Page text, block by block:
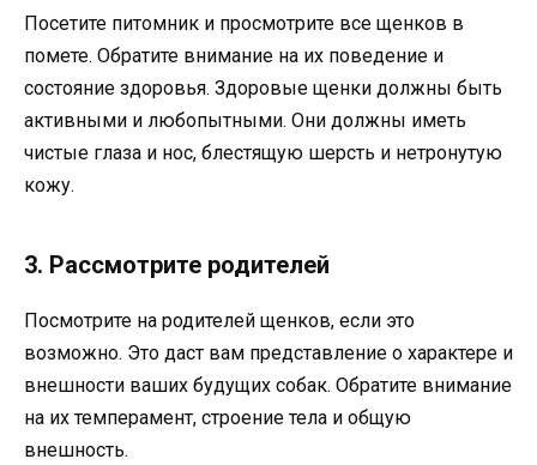
Посетите питомник и просмотрите все щенков в
помете. Обратите внимание на их поведение и
состояние здоровья. Здоровые щенки должны быть
активными и любопытными. Они должны иметь
чистые глаза и нос, блестящую шерсть и нетронутую
кожу.
3. Рассмотрите родителей
Посмотрите на родителей щенков, если это
возможно. Это даст вам представление о характере и
внешности ваших будущих собак. Обратите внимание
на их темперамент, строение тела и общую
внешность.